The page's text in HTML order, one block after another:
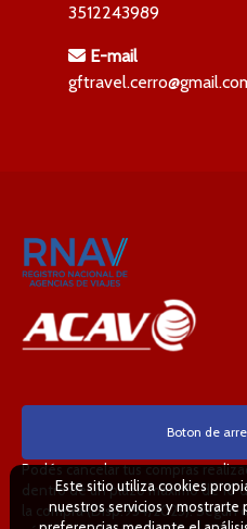
3512243989
E-mail
Boton de
Podés cancelar tus compras
dentro de un plazo máximo de 10
la compra (Disp.954/2025).
Este sitio utiliza cookies
nuestros servicios y mostrarte